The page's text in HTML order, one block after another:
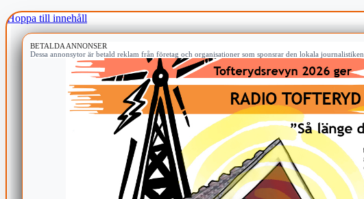
Hoppa till innehåll
BETALDA ANNONSER
Dessa annonsytor är betald reklam från företag och organisationer som sponsrar den lokala journalistiken.